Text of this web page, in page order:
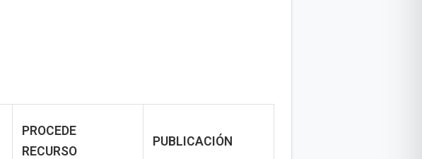
PROCEDE
RECURSO
PUBLICACIÓN